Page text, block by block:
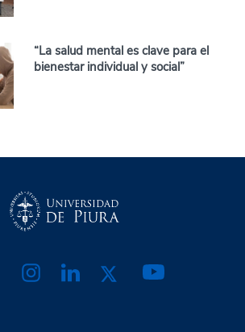
“La salud mental es clave para el
bienestar individual y social”